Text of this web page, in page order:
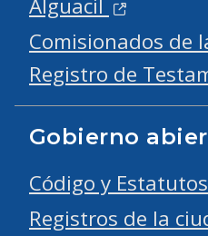
Alguacil
Comisionados de
Registro de
Gobierno
Código y
Registros de la